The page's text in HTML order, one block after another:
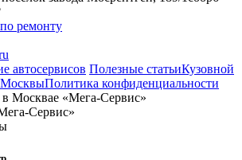
ремонту
автосервисов Полезные статьиКузовной
МосквыПолитика конфиденциальности
Сервис»